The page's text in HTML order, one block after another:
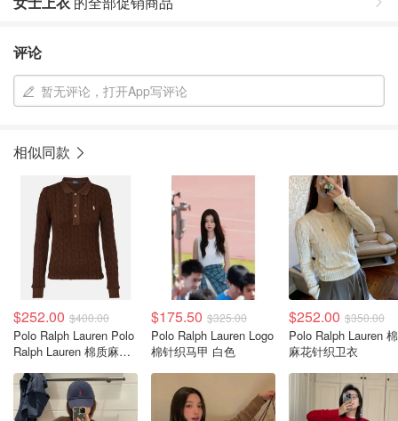
评论
暂无评论，打开App写评论
相似同款
$252.00 $400.00
Polo Ralph Lauren Polo
Ralph Lauren 棉质麻花
$175.50 $325.00
Polo Ralph Lauren Logo
棉针织马甲 白色
$252.00 $350.00
Polo Ralph Lauren
麻花针织卫衣